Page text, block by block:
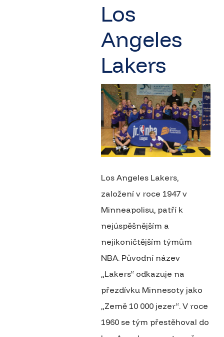
Los
Angeles
Lakers
Los Angeles Lakers,
založení v roce 1947 v
Minneapolisu, patří k
nejúspěšnějším a
nejikoničtějším týmům
NBA. Původní název
„Lakers“ odkazuje na
přezdívku Minnesoty jako
„Země 10 000 jezer“. V roce
1960 se tým přestěhoval do